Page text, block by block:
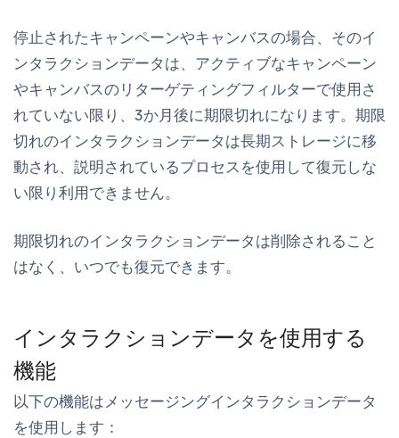
停止されたキャンペーンやキャンバスの場合、そのイ
ンタラクションデータは、アクティブなキャンペーン
やキャンバスのリターゲティングフィルターで使用さ
れていない限り、3か月後に期限切れになります。期限
切れのインタラクションデータは長期ストレージに移
動され、説明されているプロセスを使用して復元しな
い限り利用できません。
期限切れのインタラクションデータは削除されること
はなく、いつでも復元できます。
インタラクションデータを使用する
機能
以下の機能はメッセージングインタラクションデータ
を使用します：